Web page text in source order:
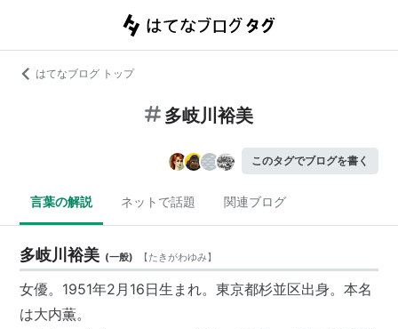
はてなブログ トップ
多岐川裕美
このタグでブログを書く
言葉の解説 ネットで話題 関連ブログ
多岐川裕美 (一般) 【たきがわゆみ】
女優。1951年2月16日生まれ。東京都杉並区出身。本名
は大内薫。